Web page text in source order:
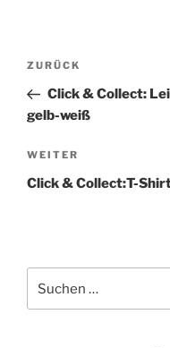
Vorheriger
Beitrag
ZURÜCK
Click & Collect:
gelb-weiß
Nächster
Beitrag
WEITER
Click & Collect:T-
nach: